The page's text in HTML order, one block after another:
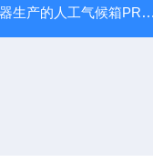
箱PRX-250C享受诺基仪器优质售后服务